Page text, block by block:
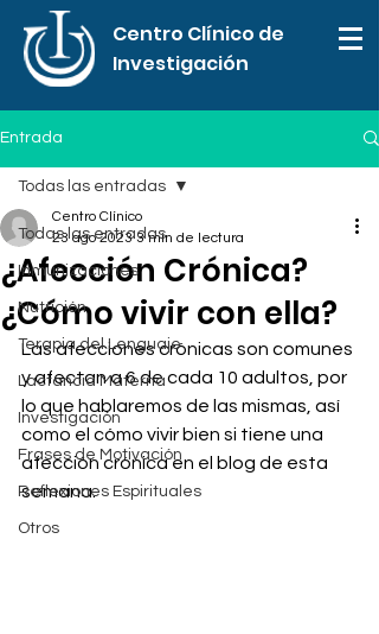
Centro Clínico de
Investigación
Entrada
Todas las entradas
Inmunizaciones
Nutrición
Terapia del Lenguaje
Lactancia Materna
Investigación
Frases de Motivación
Reflexiones Espirituales
Otros
Todas las entradas
¿Afección Crónica?
¿Cómo vivir con ella?
Centro Clínico
23 ago 2023 3 min de lectura
Las afecciones crónicas son comunes
y afectan a 6 de cada 10 adultos, por
lo que hablaremos de las mismas, así
como el cómo vivir bien si tiene una
afección crónica en el blog de esta
semana.